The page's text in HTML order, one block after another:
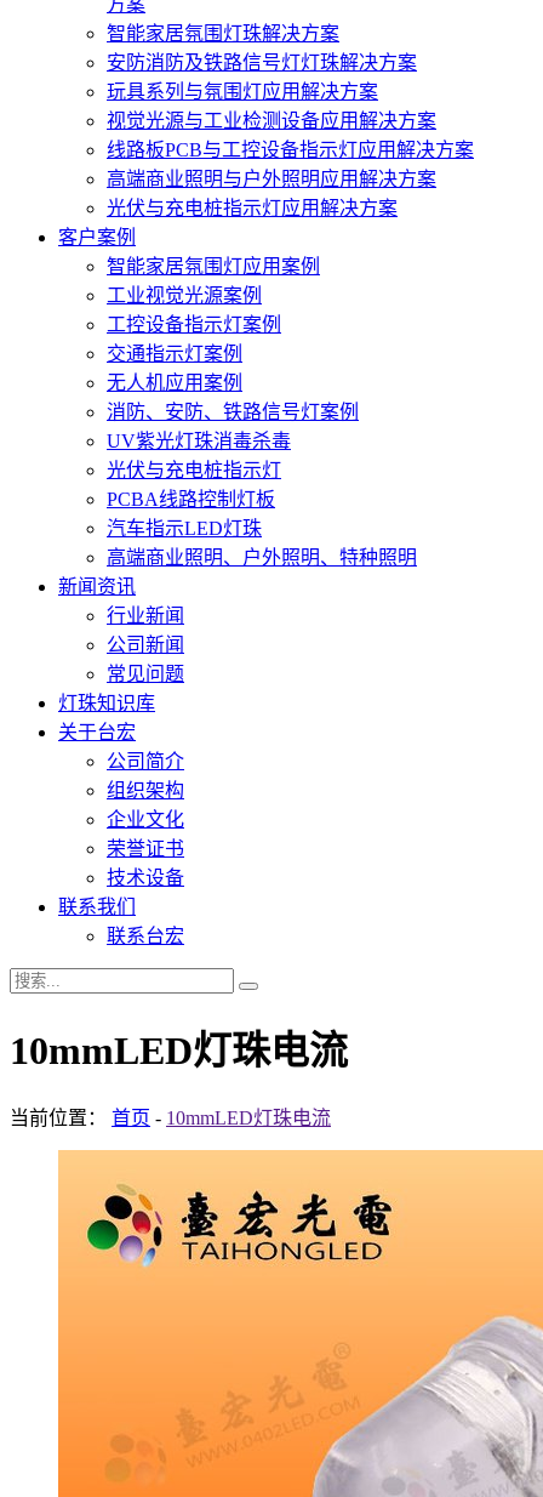
方案
智能家居氛围灯珠解决方案
安防消防及铁路信号灯灯珠解决方案
玩具系列与氛围灯应用解决方案
视觉光源与工业检测设备应用解决方案
线路板PCB与工控设备指示灯应用解决方案
高端商业照明与户外照明应用解决方案
光伏与充电桩指示灯应用解决方案
客户案例
智能家居氛围灯应用案例
工业视觉光源案例
工控设备指示灯案例
交通指示灯案例
无人机应用案例
消防、安防、铁路信号灯案例
UV紫光灯珠消毒杀毒
光伏与充电桩指示灯
PCBA线路控制灯板
汽车指示LED灯珠
高端商业照明、户外照明、特种照明
新闻资讯
行业新闻
公司新闻
常见问题
灯珠知识库
关于台宏
公司简介
组织架构
企业文化
荣誉证书
技术设备
联系我们
联系台宏
10mmLED灯珠电流
当前位置： 首页 - 10mmLED灯珠电流